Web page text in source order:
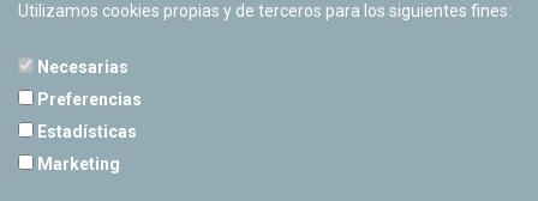
Utilizamos cookies propias y de terceros para los siguientes fines:
Necesarias
Preferencias
Estadísticas
Marketing